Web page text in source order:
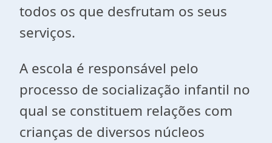
todos os que desfrutam os seus
serviços.
A escola é responsável pelo
processo de socialização infantil no
qual se constituem relações com
crianças de diversos núcleos